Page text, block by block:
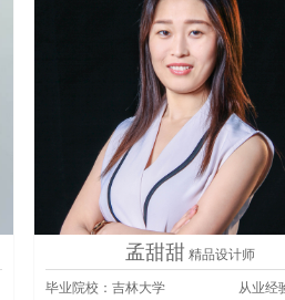
孟甜甜 精品设计师
毕业院校：吉林大学 从业经